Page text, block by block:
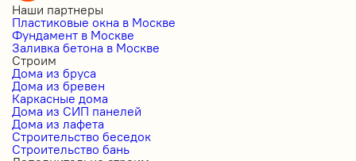
Наши партнеры
Пластиковые окна в Москве
Фундамент в Москве
Заливка бетона в Москве
Строим
Дома из бруса
Дома из бревен
Каркасные дома
Дома из СИП панелей
Дома из лафета
Строительство беседок
Строительство бань